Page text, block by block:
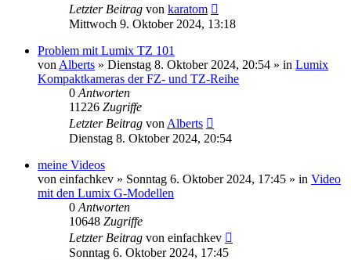
Letzter Beitrag von karatom
Mittwoch 9. Oktober 2024, 13:18
Problem mit Lumix TZ 101
von Alberts » Dienstag 8. Oktober 2024, 20:54 » in Lumix
Kompaktkameras der FZ- und TZ-Reihe
0 Antworten
11226 Zugriffe
Letzter Beitrag von Alberts
Dienstag 8. Oktober 2024, 20:54
meine Videos
von einfachkev » Sonntag 6. Oktober 2024, 17:45 » in Video
mit den Lumix G-Modellen
0 Antworten
10648 Zugriffe
Letzter Beitrag von einfachkev
Sonntag 6. Oktober 2024, 17:45